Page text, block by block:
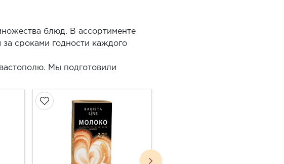
блюд. В ассортименте
сроками годности каждого
Мы подготовили